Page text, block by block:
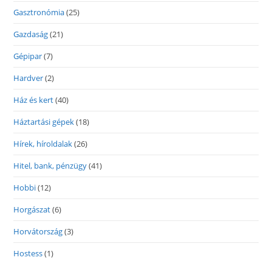
Gasztronómia(25)
Gazdaság(21)
Gépipar(7)
Hardver(2)
Ház és kert(40)
Háztartási gépek(18)
Hírek, híroldalak(26)
Hitel, bank, pénzügy(41)
Hobbi(12)
Horgászat(6)
Horvátország(3)
Hostess(1)